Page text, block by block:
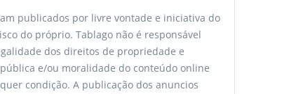
publicados por livre vontade e iniciativa do
do próprio. Tablago não é responsável
dos direitos de propriedade e
e/ou moralidade do conteúdo online
condição. A publicação dos anuncios